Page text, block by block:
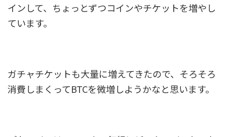
インして、ちょっとずつコインやチケットを増やし
ています。
ガチャチケットも大量に増えてきたので、そろそろ
消費しまくってBTCを微増しようかなと思います。